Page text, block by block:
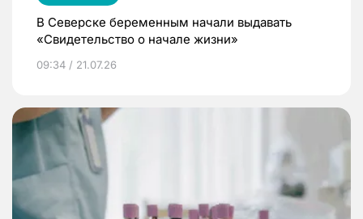
В Северске беременным начали выдавать
«Свидетельство о начале жизни»
09:34 / 21.07.26